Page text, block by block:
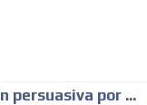
persuasiva por ...